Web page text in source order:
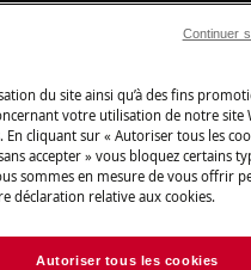
Boutique en ligne
détachées
Pour profiter
découvrez tous les
produits d’entretien,
besoins, du
boutique en ligne
du site ainsi qu’à des fins
votre utilisation de notre site
cliquant sur « Autoriser tous les
accepter » vous bloquez certains
sommes en mesure de vous offrir
déclaration relative aux cookies.
Autoriser tous les cookies
Continuer